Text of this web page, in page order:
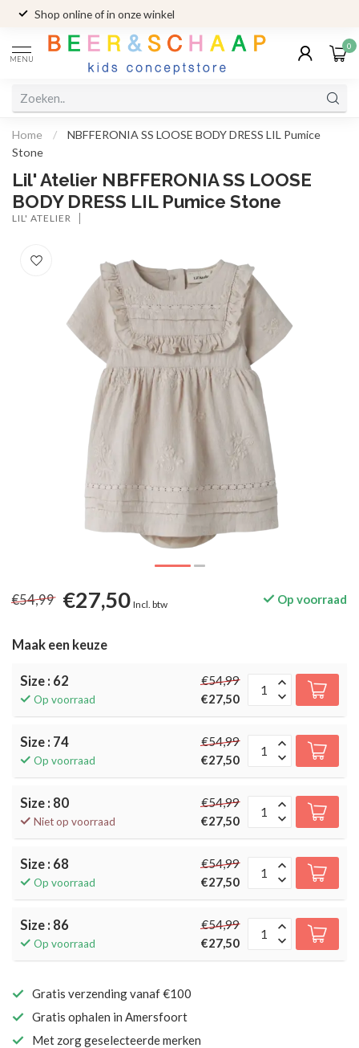
Shop online of in onze winkel
MENU
0
Home /
NBFFERONIA SS LOOSE BODY DRESS LIL Pumice
Stone
Lil' Atelier NBFFERONIA SS LOOSE
BODY DRESS LIL Pumice Stone
LIL' ATELIER
€54,99 €27,50 Incl. btw Op voorraad
Maak een keuze
Size : 62
Op voorraad
€54,99
€27,50
Size : 74
Op voorraad
€54,99
€27,50
Size : 80
Niet op voorraad
€54,99
€27,50
Size : 68
Op voorraad
€54,99
€27,50
Size : 86
Op voorraad
€54,99
€27,50
Gratis verzending vanaf €100
Gratis ophalen in Amersfoort
Met zorg geselecteerde merken